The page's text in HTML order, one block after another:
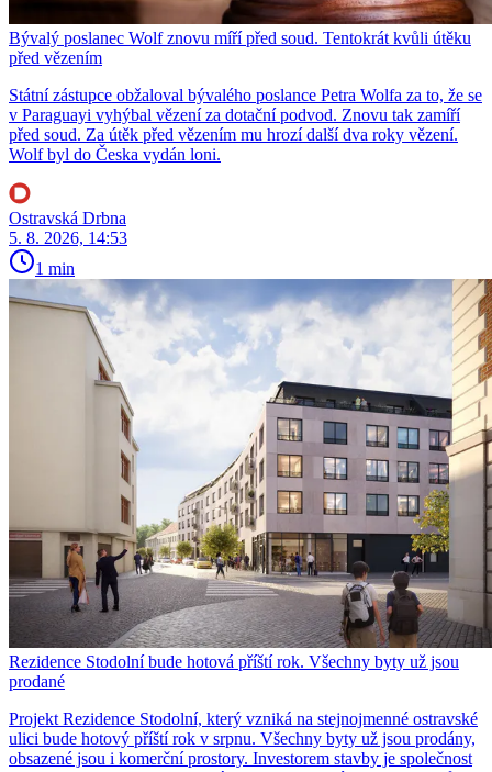
Bývalý poslanec Wolf znovu míří před soud. Tentokrát kvůli útěku
před vězením
Státní zástupce obžaloval bývalého poslance Petra Wolfa za to, že se
v Paraguayi vyhýbal vězení za dotační podvod. Znovu tak zamíří
před soud. Za útěk před vězením mu hrozí další dva roky vězení.
Wolf byl do Česka vydán loni.
Ostravská Drbna
5. 8. 2026, 14:53
1 min
Rezidence Stodolní bude hotová příští rok. Všechny byty už jsou
prodané
Projekt Rezidence Stodolní, který vzniká na stejnojmenné ostravské
ulici bude hotový příští rok v srpnu. Všechny byty už jsou prodány,
obsazené jsou i komerční prostory. Investorem stavby je společnost